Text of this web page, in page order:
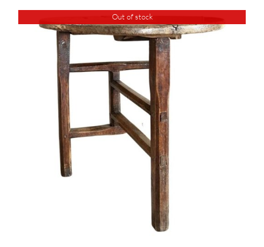
Out of stock